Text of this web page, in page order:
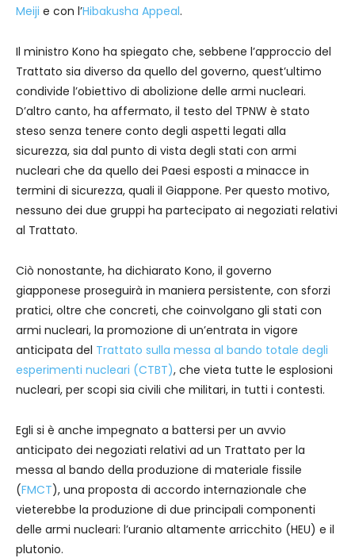
Meiji e con l’Hibakusha Appeal.
Il ministro Kono ha spiegato che, sebbene l’approccio del
Trattato sia diverso da quello del governo, quest’ultimo
condivide l’obiettivo di abolizione delle armi nucleari.
D’altro canto, ha affermato, il testo del TPNW è stato
steso senza tenere conto degli aspetti legati alla
sicurezza, sia dal punto di vista degli stati con armi
nucleari che da quello dei Paesi esposti a minacce in
termini di sicurezza, quali il Giappone. Per questo motivo,
nessuno dei due gruppi ha partecipato ai negoziati relativi
al Trattato.
Ciò nonostante, ha dichiarato Kono, il governo
giapponese proseguirà in maniera persistente, con sforzi
pratici, oltre che concreti, che coinvolgano gli stati con
armi nucleari, la promozione di un’entrata in vigore
anticipata del Trattato sulla messa al bando totale degli
esperimenti nucleari (CTBT), che vieta tutte le esplosioni
nucleari, per scopi sia civili che militari, in tutti i contesti.
Egli si è anche impegnato a battersi per un avvio
anticipato dei negoziati relativi ad un Trattato per la
messa al bando della produzione di materiale fissile
(FMCT), una proposta di accordo internazionale che
vieterebbe la produzione di due principali componenti
delle armi nucleari: l’uranio altamente arricchito (HEU) e il
plutonio.